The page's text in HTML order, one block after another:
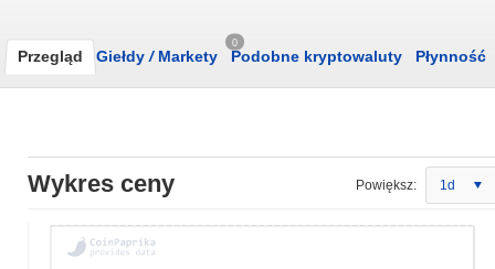
Przegląd Giełdy /Markety
0
Podobne kryptowaluty Płynność
Wykres ceny Powiększ: 1d